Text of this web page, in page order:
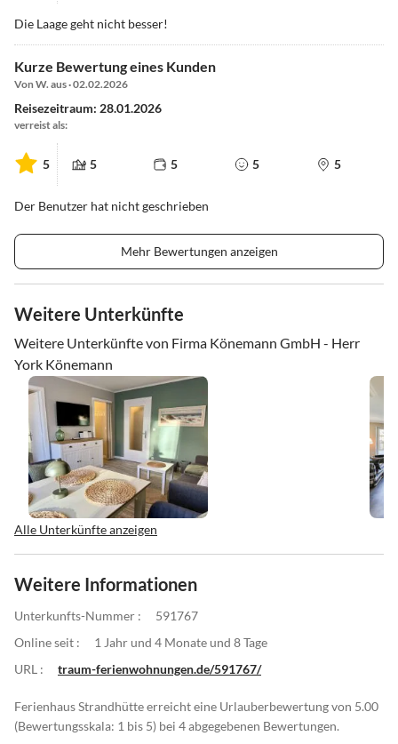
Die Laage geht nicht besser!
Kurze Bewertung eines Kunden
Von W. aus · 02.02.2026
Reisezeitraum: 28.01.2026
verreist als:
5 5 5 5 5
Der Benutzer hat nicht geschrieben
Mehr Bewertungen anzeigen
Weitere Unterkünfte
Weitere Unterkünfte von Firma Könemann GmbH - Herr
York Könemann
Alle Unterkünfte anzeigen
Weitere Informationen
Unterkunfts-Nummer :
591767
Online seit :
1 Jahr und 4 Monate und 8 Tage
URL :
traum-ferienwohnungen.de/591767/
Ferienhaus Strandhütte erreicht eine Urlauberbewertung von 5.00
(Bewertungsskala: 1 bis 5) bei 4 abgegebenen Bewertungen.